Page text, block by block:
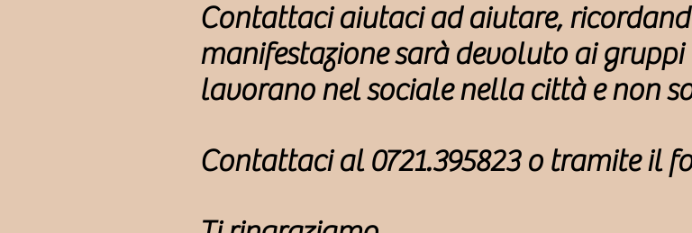
Contattaci aiutaci ad aiutare,
manifestazione sarà devoluto ai
lavorano nel sociale nella città e non
Contattaci al 0721.395823 o tramite il